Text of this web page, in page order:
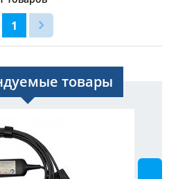
1
товары